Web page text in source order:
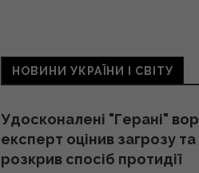
НОВИНИ УКРАЇНИ І СВІТУ
Удосконалені "Герані"
експерт оцінив загрозу та
розкрив спосіб протидії